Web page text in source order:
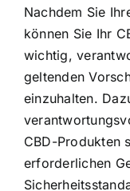
Nachdem Sie
können Sie Ihr
wichtig,
geltenden
einzuhalten.
CBD-Produkten
erforderlichen